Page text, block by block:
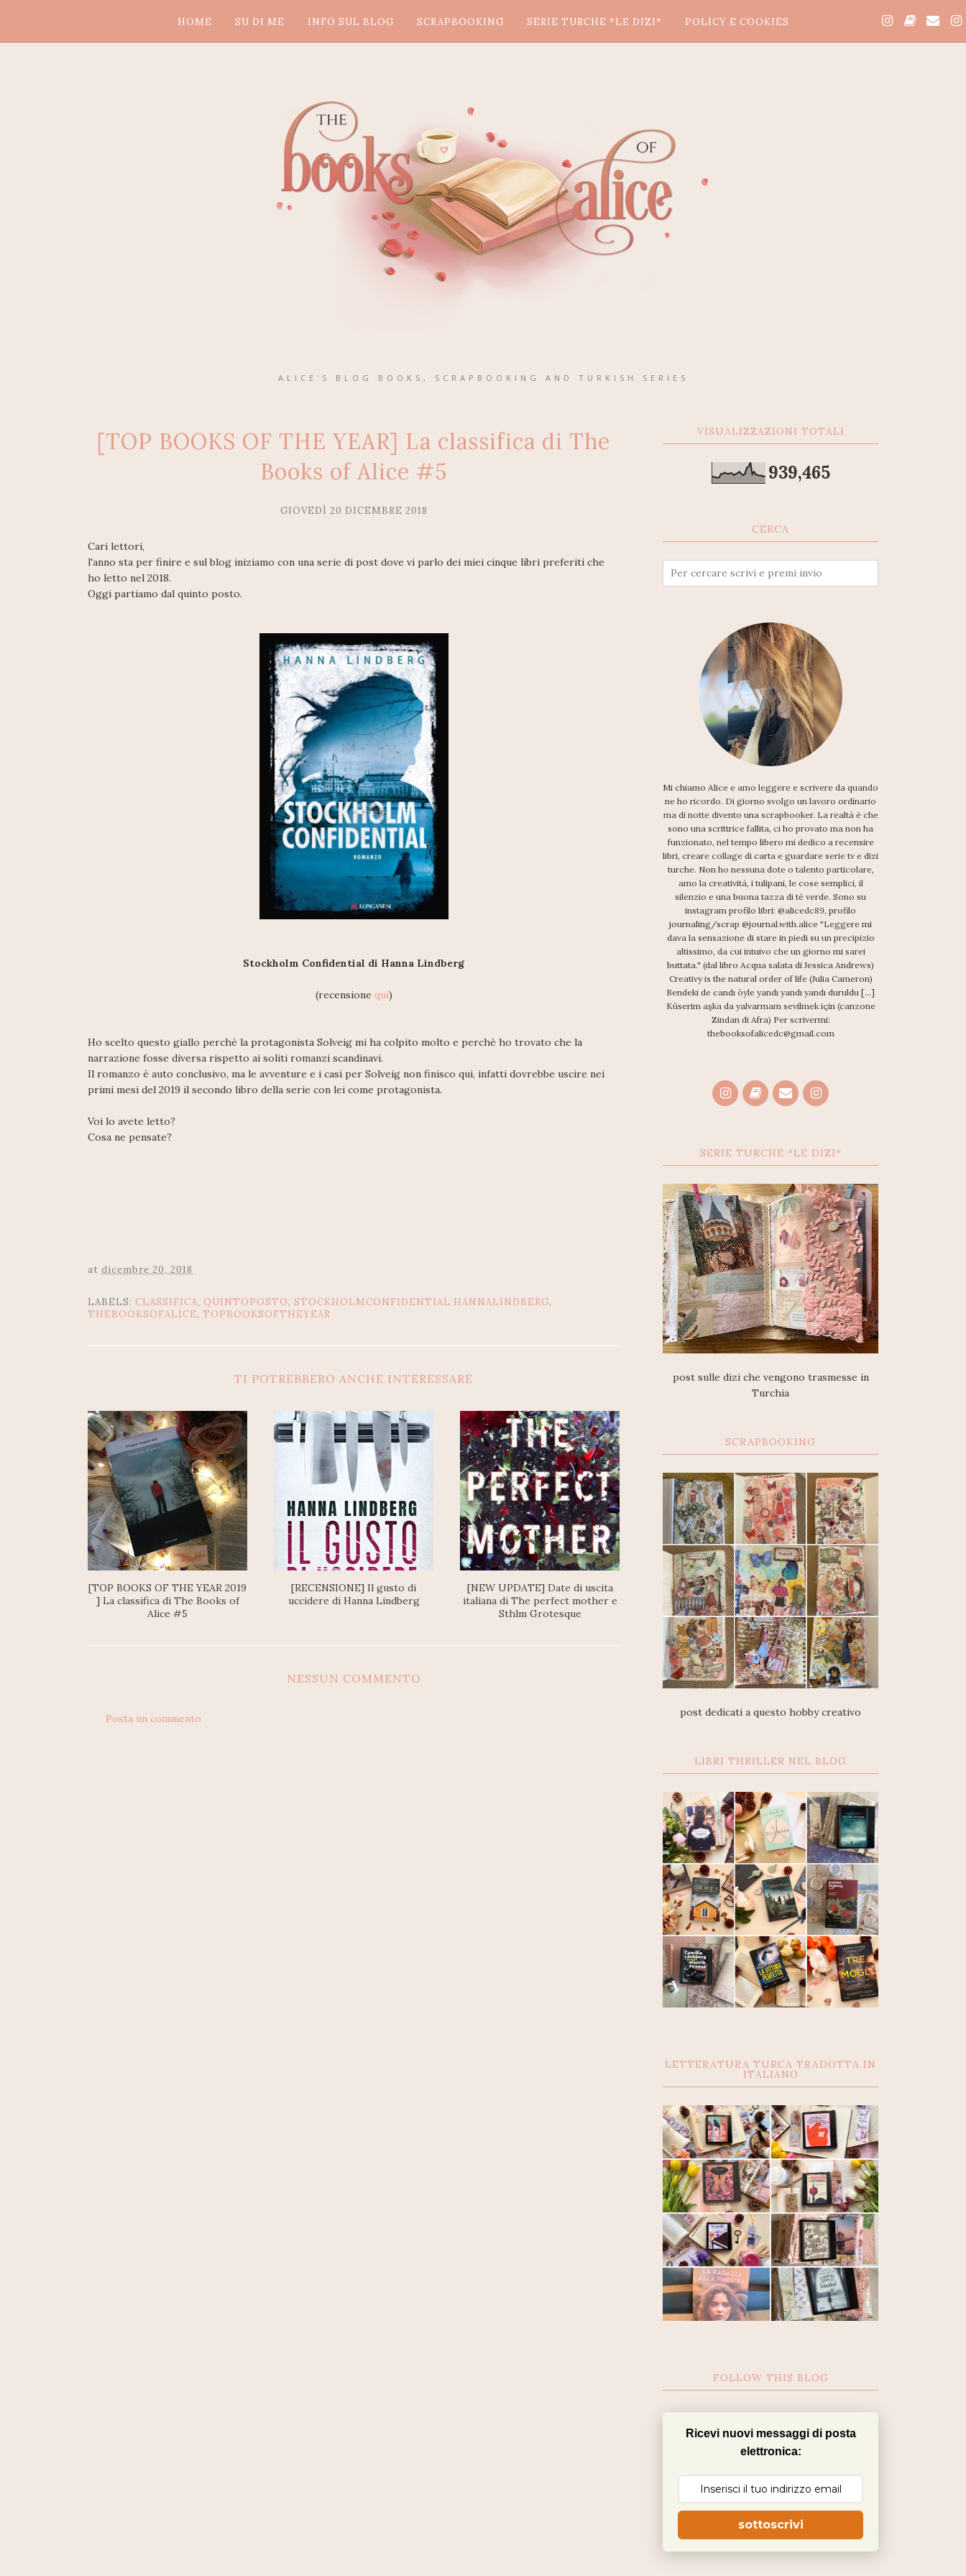
HOME SU DI ME INFO SUL BLOG SCRAPBOOKING SERIE TURCHE *LE DIZI* POLICY E COOKIES
ALICE'S BLOG BOOKS, SCRAPBOOKING AND TURKISH SERIES
[TOP BOOKS OF THE YEAR] La classifica di The
Books of Alice #5
GIOVEDÌ 20 DICEMBRE 2018
Cari lettori,
l'anno sta per finire e sul blog iniziamo con una serie di post dove vi parlo dei miei cinque libri preferiti che
ho letto nel 2018.
Oggi partiamo dal quinto posto.
Stockholm Confidential di Hanna Lindberg
(recensione qui)
Ho scelto questo giallo perchè la protagonista Solveig mi ha colpito molto e perchè ho trovato che la
narrazione fosse diversa rispetto ai soliti romanzi scandinavi.
Il romanzo è auto conclusivo, ma le avventure e i casi per Solveig non finisco qui, infatti dovrebbe uscire nei
primi mesi del 2019 il secondo libro della serie con lei come protagonista.
Voi lo avete letto?
Cosa ne pensate?
at dicembre 20, 2018
LABELS: CLASSIFICA, QUINTOPOSTO, STOCKHOLMCONFIDENTIAL HANNALINDBERG,
THEBOOKSOFALICE, TOPBOOKSOFTHEYEAR
TI POTREBBERO ANCHE INTERESSARE
[TOP BOOKS OF THE YEAR 2019
] La classifica di The Books of
Alice #5
[RECENSIONE] Il gusto di
uccidere di Hanna Lindberg
[NEW UPDATE] Date di uscita
italiana di The perfect mother e
Sthlm Grotesque
NESSUN COMMENTO
Posta un commento
VISUALIZZAZIONI TOTALI
939,465
CERCA
Mi chiamo Alice e amo leggere e scrivere da quando
ne ho ricordo. Di giorno svolgo un lavoro ordinario
ma di notte divento una scrapbooker. La realtà è che
sono una scrittrice fallita, ci ho provato ma non ha
funzionato, nel tempo libero mi dedico a recensire
libri, creare collage di carta e guardare serie tv e dizi
turche. Non ho nessuna dote o talento particolare,
amo la creatività, i tulipani, le cose semplici, il
silenzio e una buona tazza di tè verde. Sono su
instagram profilo libri: @alicedc89, profilo
journaling/scrap @journal.with.alice "Leggere mi
dava la sensazione di stare in piedi su un precipizio
altissimo, da cui intuivo che un giorno mi sarei
buttata." (dal libro Acqua salata di Jessica Andrews)
Creativy is the natural order of life (Julia Cameron)
Bendeki de candı öyle yandı yandı yandı duruldu [...]
Küserim aşka da yalvarmam sevilmek için (canzone
Zindan di Afra) Per scrivermi:
thebooksofalicedc@gmail.com
SERIE TURCHE *LE DIZI*
post sulle dizi che vengono trasmesse in
Turchia
SCRAPBOOKING
post dedicati a questo hobby creativo
LIBRI THRILLER NEL BLOG
LETTERATURA TURCA TRADOTTA IN
ITALIANO
FOLLOW THIS BLOG
Ricevi nuovi messaggi di posta
elettronica:
sottoscrivi